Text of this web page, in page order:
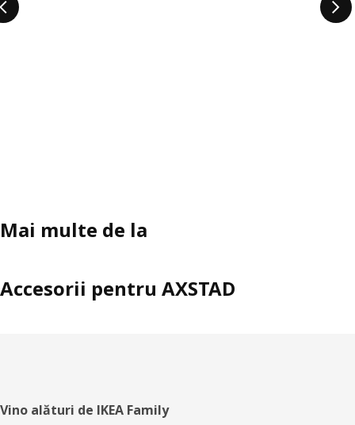
Mai multe de la
Accesorii pentru AXSTAD
Subsol
Vino alături de IKEA Family